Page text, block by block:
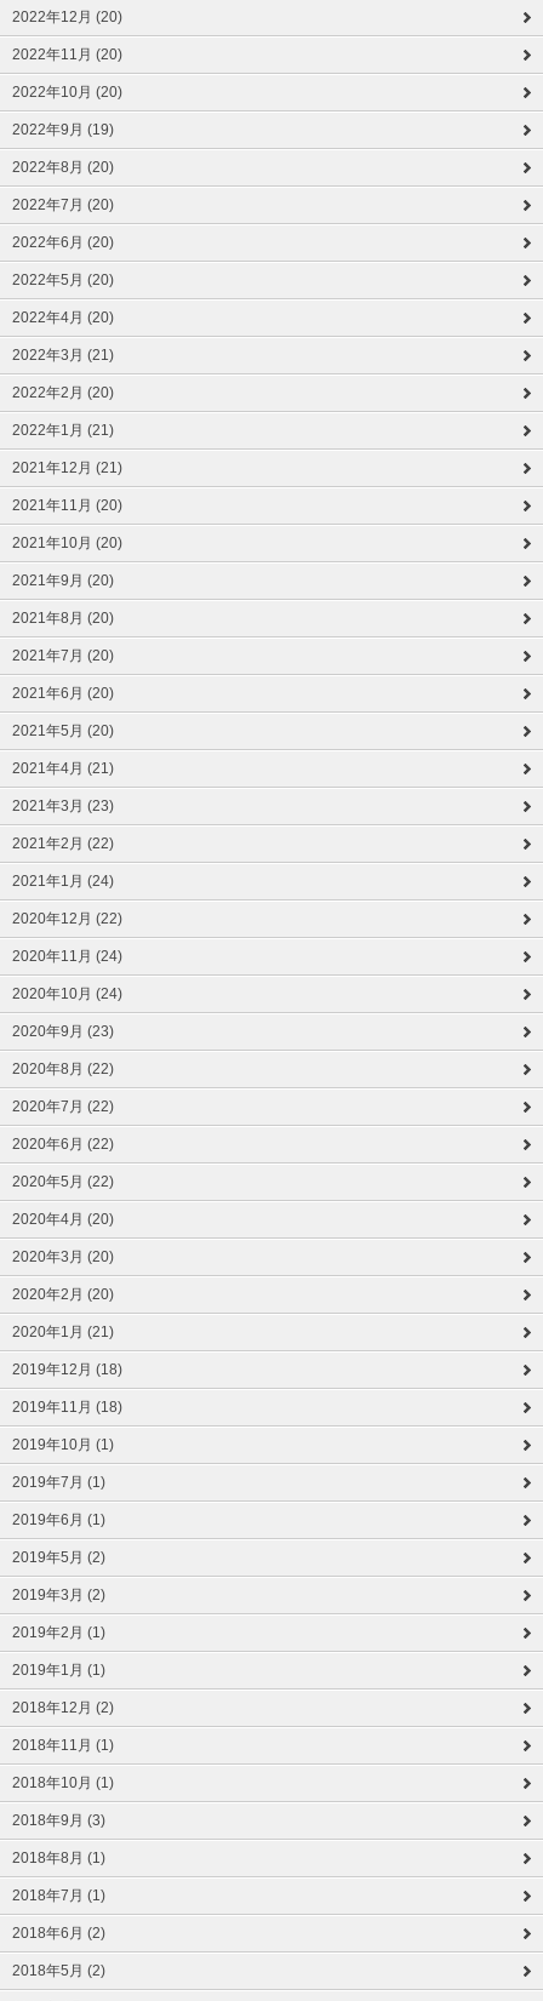
2022年12月 (20)
2022年11月 (20)
2022年10月 (20)
2022年9月 (19)
2022年8月 (20)
2022年7月 (20)
2022年6月 (20)
2022年5月 (20)
2022年4月 (20)
2022年3月 (21)
2022年2月 (20)
2022年1月 (21)
2021年12月 (21)
2021年11月 (20)
2021年10月 (20)
2021年9月 (20)
2021年8月 (20)
2021年7月 (20)
2021年6月 (20)
2021年5月 (20)
2021年4月 (21)
2021年3月 (23)
2021年2月 (22)
2021年1月 (24)
2020年12月 (22)
2020年11月 (24)
2020年10月 (24)
2020年9月 (23)
2020年8月 (22)
2020年7月 (22)
2020年6月 (22)
2020年5月 (22)
2020年4月 (20)
2020年3月 (20)
2020年2月 (20)
2020年1月 (21)
2019年12月 (18)
2019年11月 (18)
2019年10月 (1)
2019年7月 (1)
2019年6月 (1)
2019年5月 (2)
2019年3月 (2)
2019年2月 (1)
2019年1月 (1)
2018年12月 (2)
2018年11月 (1)
2018年10月 (1)
2018年9月 (3)
2018年8月 (1)
2018年7月 (1)
2018年6月 (2)
2018年5月 (2)